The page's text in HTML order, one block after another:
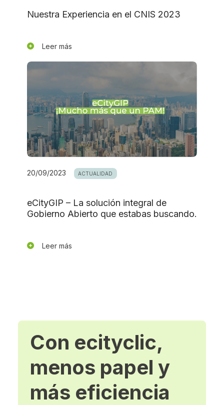
Nuestra Experiencia en el CNIS 2023
Leer más
20/09/2023 ACTUALIDAD
eCityGIP – La solución integral de
Gobierno Abierto que estabas buscando.
Leer más
Con ecityclic,
menos papel y
más eficiencia